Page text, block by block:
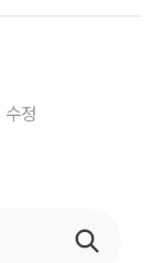
수정